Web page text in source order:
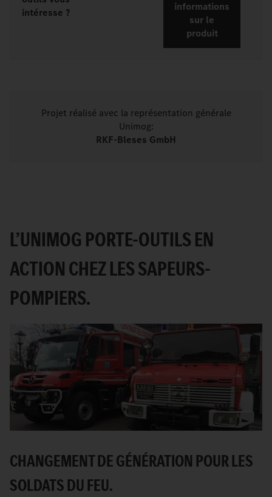
intéresse ?
informations
sur le
produit
Projet réalisé avec la représentation générale
Unimog:
RKF-Bleses GmbH
L’UNIMOG PORTE-OUTILS EN
ACTION CHEZ LES SAPEURS-
POMPIERS.
CHANGEMENT DE GÉNÉRATION POUR LES
SOLDATS DU FEU.